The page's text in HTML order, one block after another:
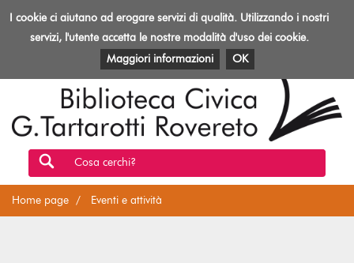
Toggle
Biblioteca
Rovereto
EVENTI E ATTIVITÀ PATRIMONIO E RISORSE
Cosa cerchi?
Home page Eventi e attività
I cookie ci aiutano ad erogare servizi di qualità. Utilizzando i nostri
servizi, l'utente accetta le nostre modalità d'uso dei cookie.
Maggiori informazioni
OK